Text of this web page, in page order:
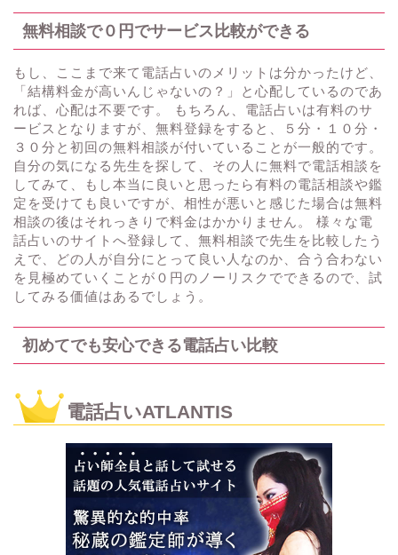
無料相談で０円でサービス比較ができる
もし、ここまで来て電話占いのメリットは分かったけど、
「結構料金が高いんじゃないの？」と心配しているのであ
れば、心配は不要です。 もちろん、電話占いは有料のサ
ービスとなりますが、無料登録をすると、５分・１０分・
３０分と初回の無料相談が付いていることが一般的です。
自分の気になる先生を探して、その人に無料で電話相談を
してみて、もし本当に良いと思ったら有料の電話相談や鑑
定を受けても良いですが、相性が悪いと感じた場合は無料
相談の後はそれっきりで料金はかかりません。 様々な電
話占いのサイトへ登録して、無料相談で先生を比較したう
えで、どの人が自分にとって良い人なのか、合う合わない
を見極めていくことが０円のノーリスクでできるので、試
してみる価値はあるでしょう。
初めてでも安心できる電話占い比較
電話占いATLANTIS